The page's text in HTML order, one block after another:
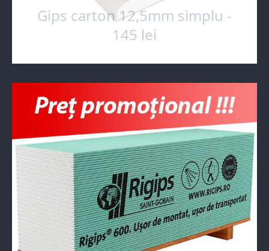
Gips carton 12,5mm simplu -
145 lei